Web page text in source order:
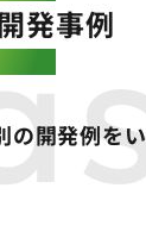
発事例
開発例を